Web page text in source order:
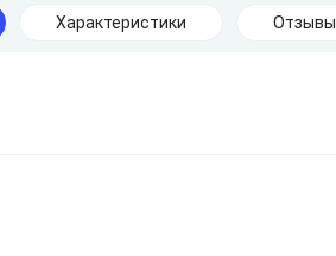
Характеристики Отзывы